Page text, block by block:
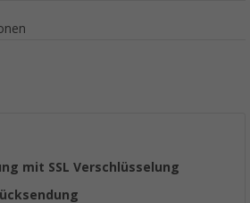
mit SSL Verschlüsselung